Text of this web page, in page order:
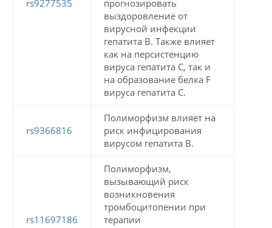
rs9277535
прогнозировать
выздоровление от
вирусной инфекции
гепатита В. Также влияет
как на персистенцию
вируса гепатита С, так и
на образование белка F
вируса гепатита С.
rs9366816
Полиморфизм влияет на
риск инфицирования
вирусом гепатита В.
rs11697186
Полиморфизм,
вызывающий риск
возникновения
тромбоцитопении при
терапии